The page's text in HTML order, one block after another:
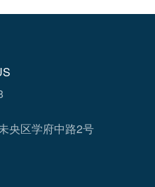
央区学府中路2号